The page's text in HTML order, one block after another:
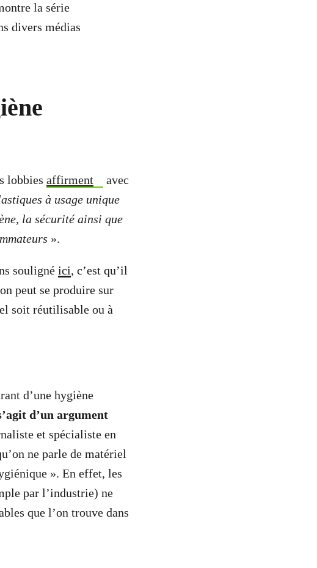
la série
divers médias
lobbies affirment
avec
à usage unique
la sécurité ainsi que
».
souligné ici, c’est qu’il
peut se produire sur
soit réutilisable ou à
d’une hygiène
d’un argument
et spécialiste en
ne parle de matériel
». En effet, les
par l’industrie) ne
que l’on trouve dans